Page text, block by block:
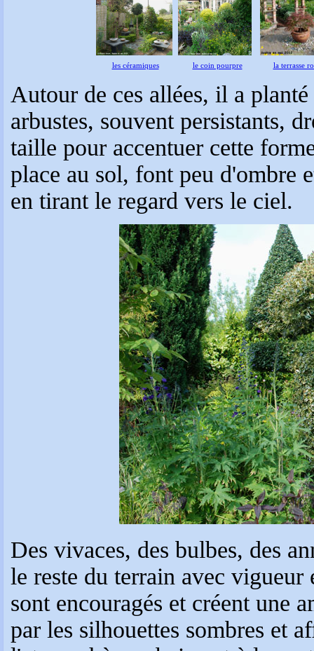
les céramiques le coin pourpre la terrasse
Autour de ces allées, il a
arbustes, souvent persistants,
taille pour accentuer cette
place au sol, font peu d'ombre
en tirant le regard vers le ciel.
Des vivaces, des bulbes, des
le reste du terrain avec vigueur
sont encouragés et créent une
par les silhouettes sombres et